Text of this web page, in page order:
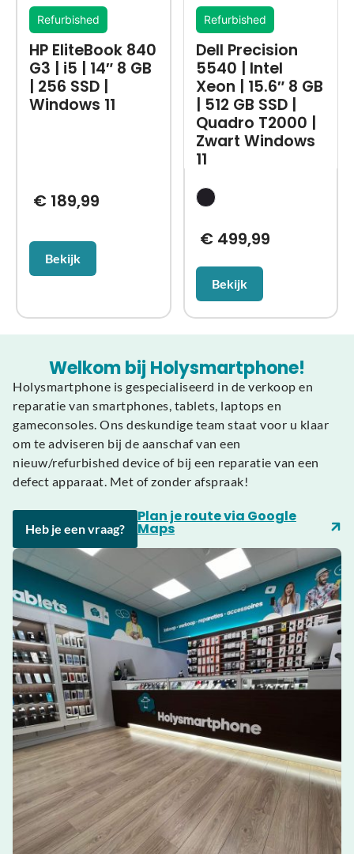
Refurbished
HP EliteBook 840
G3 | i5 | 14″ 8 GB
| 256 SSD |
Windows 11
€189,99
Bekijk
Refurbished
Dell Precision
5540 | Intel
Xeon | 15.6″ 8 GB
| 512 GB SSD |
Quadro T2000 |
Zwart Windows
11
€ 499,99
Bekijk
Welkom bij Holysmartphone!
Holysmartphone is gespecialiseerd in de verkoop en
reparatie van smartphones, tablets, laptops en
gameconsoles. Ons deskundige team staat voor u klaar
om te adviseren bij de aanschaf van een
nieuw/refurbished device of bij een reparatie van een
defect apparaat. Met of zonder afspraak!
Heb je een vraag?
Plan je route via Google
Maps